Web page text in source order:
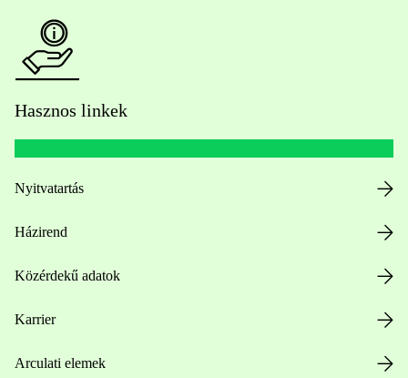
Hasznos linkek
Nyitvatartás
Házirend
Közérdekű adatok
Karrier
Arculati elemek